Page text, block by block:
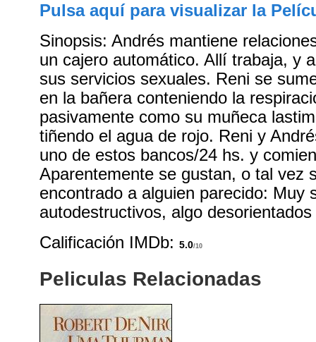
Pulsa aquí para visualizar la
Sinopsis: Andrés mantiene
un cajero automático. Allí trabaja, y
sus servicios sexuales. Reni se
en la bañera conteniendo la
pasivamente como su muñeca
tiñendo el agua de rojo. Reni y
uno de estos bancos/24 hs. y
Aparentemente se gustan, o tal vez
encontrado a alguien parecido: Muy
autodestructivos, algo desorientados
Calificación IMDb:5.0/10
Peliculas Relacionadas